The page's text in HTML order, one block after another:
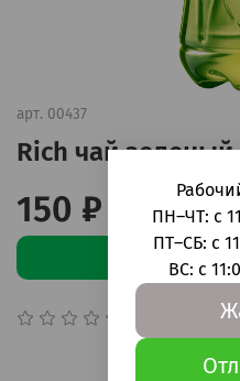
арт. 00437
Rich чай зеленый
150 ₽
В
ПН–ЧТ: с
ПТ–СБ: с
ВС: с